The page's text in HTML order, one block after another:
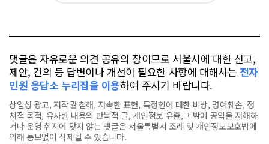
댓글은 자유로운 의견 공유의 장이므로 서울시에 대한 신고,
제안, 건의 등 답변이나 개선이 필요한 사항에 대해서는 전자
민원 응답소 누리집을 이용하여 주시기 바랍니다.
상업성 광고, 저작권 침해, 저속한 표현, 특정인에 대한 비방, 명예훼손, 정
치적 목적, 유사한 내용의 반복적 글, 개인정보 유출,그 밖에 공익을 저해하
거나 운영 취지에 맞지 않는 댓글은 서울특별시 조례 및 개인정보보호법에
의해 통보없이 삭제될 수 있습니다.